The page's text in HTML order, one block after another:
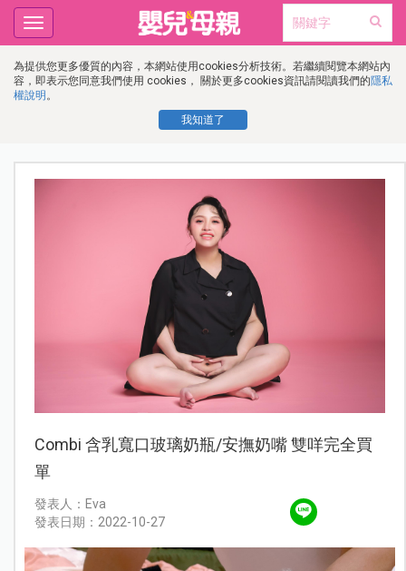
為提供您更多優質的內容，本網站使用cookies分析技術。若繼續閱覽本網站內
容，即表示您同意我們使用 cookies， 關於更多cookies資訊請閱讀我們的隱私
權說明 。
我知道了
Toggle
navigation
Combi 含乳寬口玻璃奶瓶/安撫奶嘴 雙咩完全買
單
發表人：Eva
發表日期：2022-10-27